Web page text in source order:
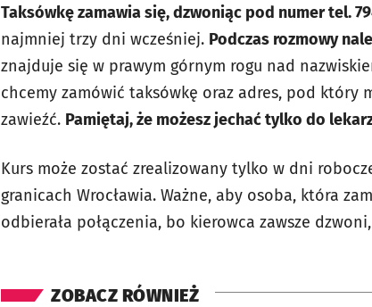
Taksówkę zamawia się, dzwoniąc pod numer tel.
najmniej trzy dni wcześniej. Podczas rozmowy
znajduje się w prawym górnym rogu nad
chcemy zamówić taksówkę oraz adres, pod który
zawieźć. Pamiętaj, że możesz jechać tylko do
Kurs może zostać zrealizowany tylko w dni
granicach Wrocławia. Ważne, aby osoba, która
odbierała połączenia, bo kierowca zawsze
ZOBACZ RÓWNIEŻ